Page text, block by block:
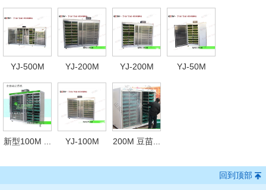
YJ-500M YJ-200M YJ-200M YJ-50M
新型100M ... YJ-100M 200M 豆苗...
回到顶部